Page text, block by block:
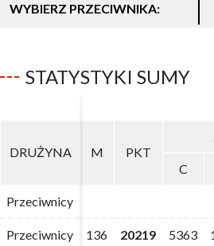
WYBIERZ PRZECIWNIKA:
STATYSTYKI SUMY
DRUŻYNA M PKT
C
Przeciwnicy
Przeciwnicy 136 20219 5363
DRUŻYNA M PKT
C
Przeciwnicy
Przeciwnicy 136 20219 5363